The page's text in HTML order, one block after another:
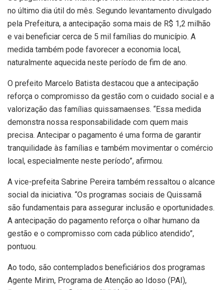
no último dia útil do mês. Segundo levantamento divulgado
pela Prefeitura, a antecipação soma mais de R$ 1,2 milhão
e vai beneficiar cerca de 5 mil famílias do município. A
medida também pode favorecer a economia local,
naturalmente aquecida neste período de fim de ano.
O prefeito Marcelo Batista destacou que a antecipação
reforça o compromisso da gestão com o cuidado social e a
valorização das famílias quissamaenses. “Essa medida
demonstra nossa responsabilidade com quem mais
precisa. Antecipar o pagamento é uma forma de garantir
tranquilidade às famílias e também movimentar o comércio
local, especialmente neste período”, afirmou.
A vice-prefeita Sabrine Pereira também ressaltou o alcance
social da iniciativa. “Os programas sociais de Quissamã
são fundamentais para assegurar inclusão e oportunidades.
A antecipação do pagamento reforça o olhar humano da
gestão e o compromisso com cada público atendido”,
pontuou.
Ao todo, são contemplados beneficiários dos programas
Agente Mirim, Programa de Atenção ao Idoso (PAI),